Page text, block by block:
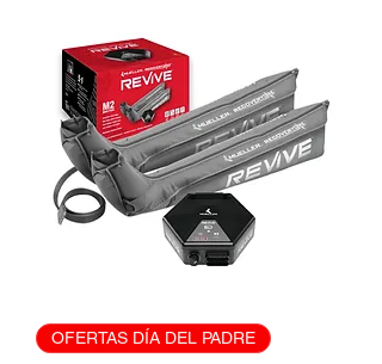
OFERTAS DÍA DEL PADRE